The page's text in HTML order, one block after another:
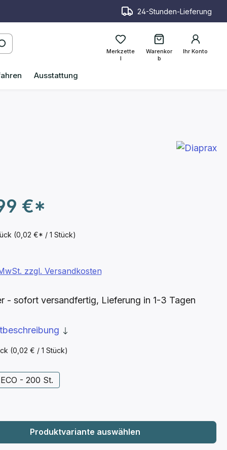
24-Stunden-Lieferung
Merkzette
l
Ihr Konto
Warenkor
b
Ausstattung
€*
(0,02 €* / 1 Stück)
(0,02 € / 1 Stück)
zzgl. Versandkosten
- sofort versandfertig, Lieferung in 1-3 Tagen
ECO - 200 St.